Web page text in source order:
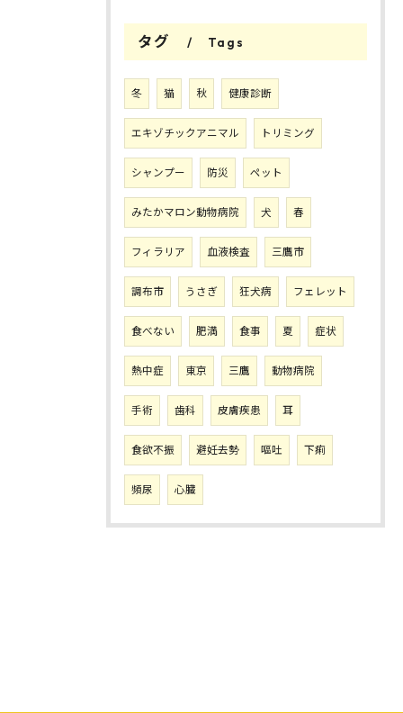
タグ Tags
冬 猫 秋 健康診断
エキゾチックアニマル トリミング
シャンプー 防災 ペット
みたかマロン動物病院 犬 春
フィラリア 血液検査 三鷹市
調布市 うさぎ 狂犬病 フェレット
食べない 肥満 食事 夏 症状
熱中症 東京 三鷹 動物病院
手術 歯科 皮膚疾患 耳
食欲不振 避妊去勢 嘔吐 下痢
頻尿 心臓